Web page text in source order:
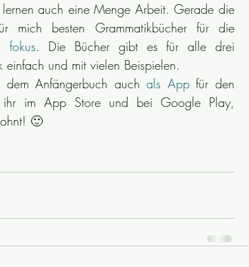
Grammatik Politik samhälle Lerntips
Sprichwörter Schwedische Rezepte
auch eine Menge Arbeit. Gerade die
mich besten Grammatikbücher für die
fokus. Die Bücher gibt es für alle drei
und mit vielen Beispielen.
dem Anfängerbuch auch als App für den
ihr im App Store und bei Google Play,
🙂